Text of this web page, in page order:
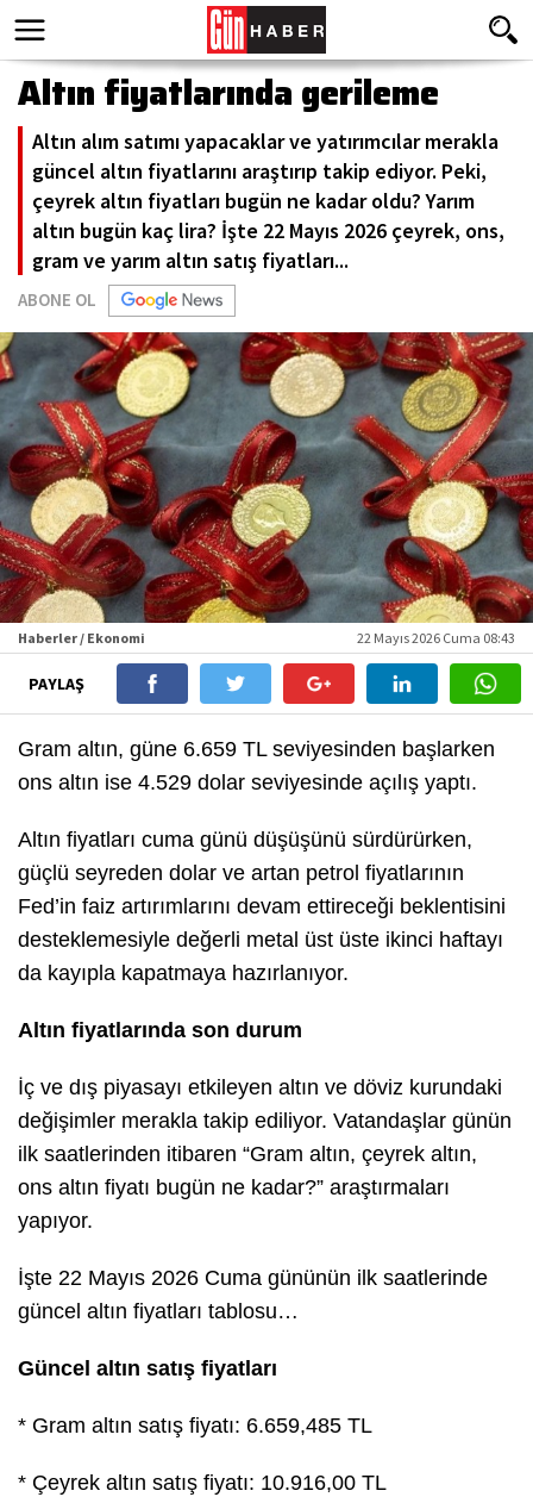
Altın fiyatlarında gerileme
Altın alım satımı yapacaklar ve yatırımcılar merakla
güncel altın fiyatlarını araştırıp takip ediyor. Peki,
çeyrek altın fiyatları bugün ne kadar oldu? Yarım
altın bugün kaç lira? İşte 22 Mayıs 2026 çeyrek, ons,
gram ve yarım altın satış fiyatları...
ABONE OL
Haberler / Ekonomi 22 Mayıs 2026 Cuma 08:43
PAYLAŞ
Gram altın, güne 6.659 TL seviyesinden başlarken
ons altın ise 4.529 dolar seviyesinde açılış yaptı.
Altın fiyatları cuma günü düşüşünü sürdürürken,
güçlü seyreden dolar ve artan petrol fiyatlarının
Fed’in faiz artırımlarını devam ettireceği beklentisini
desteklemesiyle değerli metal üst üste ikinci haftayı
da kayıpla kapatmaya hazırlanıyor.
Altın fiyatlarında son durum
İç ve dış piyasayı etkileyen altın ve döviz kurundaki
değişimler merakla takip ediliyor. Vatandaşlar günün
ilk saatlerinden itibaren “Gram altın, çeyrek altın,
ons altın fiyatı bugün ne kadar?” araştırmaları
yapıyor.
İşte 22 Mayıs 2026 Cuma gününün ilk saatlerinde
güncel altın fiyatları tablosu…
Güncel altın satış fiyatları
* Gram altın satış fiyatı: 6.659,485 TL
* Çeyrek altın satış fiyatı: 10.916,00 TL